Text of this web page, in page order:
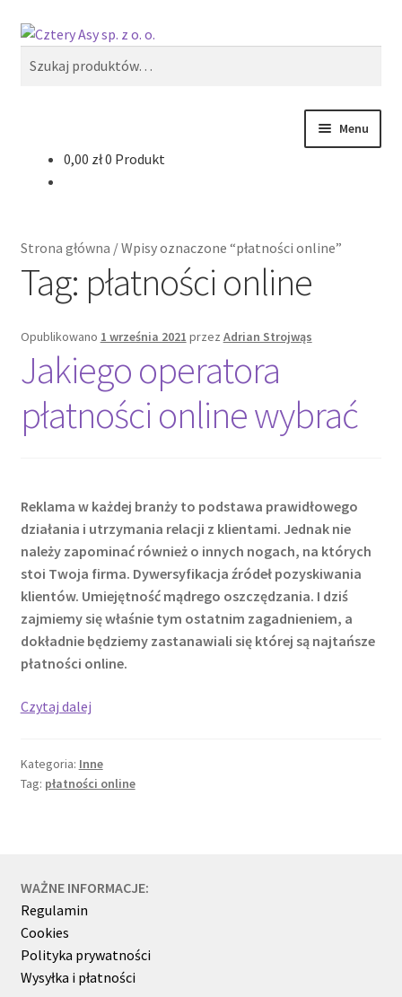
Przejdź
nawigacji
Przejdź
Szukaj
Menu
Produkty
Oferty specjalne
0,00 zł0 Produkt
Strona główna /Wpisy oznaczone “płatności online”
Tag: płatności online
Opublikowano 1 września 2021 przez Adrian Strojwąs
Jakiego operatora
płatności online wybrać
Reklama w każdej branży to podstawa prawidłowego
działania i utrzymania relacji z klientami. Jednak nie
należy zapominać również o innych nogach, na których
stoi Twoja firma. Dywersyfikacja źródeł pozyskiwania
klientów. Umiejętność mądrego oszczędzania. I dziś
zajmiemy się właśnie tym ostatnim zagadnieniem, a
dokładnie będziemy zastanawiali się której są najtańsze
płatności online.
Czytaj dalejJakiego
online
wybrać
Kategoria: Inne
Tag: płatności online
WAŻNE INFORMACJE:
Regulamin
Cookies
Polityka prywatności
Wysyłka i płatności